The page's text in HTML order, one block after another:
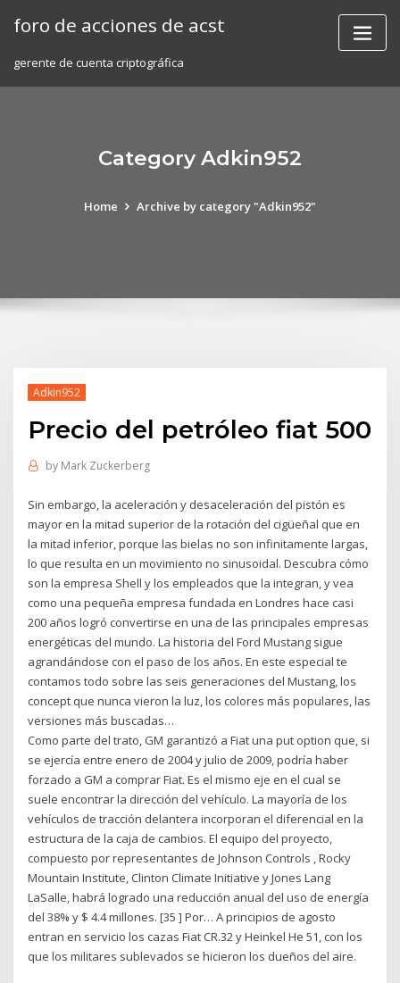
foro de acciones de acst
gerente de cuenta criptográfica
Category Adkin952
Home Archive by category "Adkin952"
Adkin952
Precio del petróleo fiat 500
by Mark Zuckerberg
Sin embargo, la aceleración y desaceleración del pistón es
mayor en la mitad superior de la rotación del cigüeñal que en
la mitad inferior, porque las bielas no son infinitamente largas,
lo que resulta en un movimiento no sinusoidal. Descubra cómo
son la empresa Shell y los empleados que la integran, y vea
como una pequeña empresa fundada en Londres hace casi
200 años logró convertirse en una de las principales empresas
energéticas del mundo. La historia del Ford Mustang sigue
agrandándose con el paso de los años. En este especial te
contamos todo sobre las seis generaciones del Mustang, los
concept que nunca vieron la luz, los colores más populares, las
versiones más buscadas…
Como parte del trato, GM garantizó a Fiat una put option que, si
se ejercía entre enero de 2004 y julio de 2009, podría haber
forzado a GM a comprar Fiat. Es el mismo eje en el cual se
suele encontrar la dirección del vehículo. La mayoría de los
vehículos de tracción delantera incorporan el diferencial en la
estructura de la caja de cambios. El equipo del proyecto,
compuesto por representantes de Johnson Controls , Rocky
Mountain Institute, Clinton Climate Initiative y Jones Lang
LaSalle, habrá logrado una reducción anual del uso de energía
del 38% y $ 4.4 millones. [35 ] Por… A principios de agosto
entran en servicio los cazas Fiat CR.32 y Heinkel He 51, con los
que los militares sublevados se hicieron los dueños del aire.